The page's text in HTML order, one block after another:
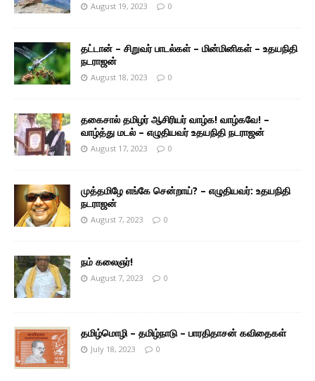
August 19, 2023 0
தட்டான் – சிறுவர் பாடல்கள் – மின்மினிகள் – உதயநிதி
நடராஜன்
August 18, 2023 0
தகைசால் தமிழர் ஆசிரியர் வாழ்க! வாழ்கவே! –
வாழ்த்து மடல் – எழுதியவர் உதயநிதி நடராஜன்
August 17, 2023 0
முத்தமிழே எங்கே சென்றாய்? – எழுதியவர்: உதயநிதி
நடராஜன்
August 7, 2023 0
நம் கலைஞர்!
August 7, 2023 0
தமிழ்மொழி – தமிழ்நாடு – பாரதிதாசன் கவிதைகள்
July 18, 2023 0